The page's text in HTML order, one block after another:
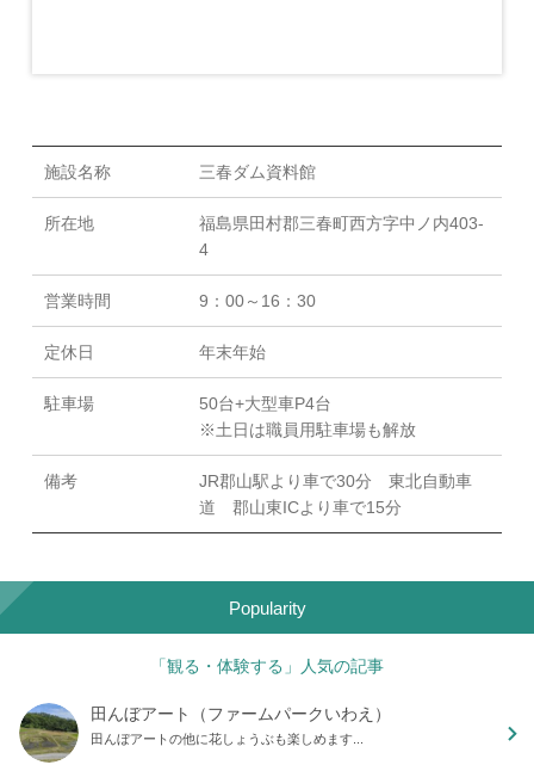
施設名称 三春ダム資料館
所在地
福島県田村郡三春町西方字中ノ内403-
4
営業時間 9：00～16：30
定休日 年末年始
駐車場
50台+大型車P4台
※土日は職員用駐車場も解放
備考
JR郡山駅より車で30分 東北自動車
道 郡山東ICより車で15分
Popularity
「観る・体験する」人気の記事
田んぼアート（ファームパークいわえ）
田んぼアートの他に花しょうぶも楽しめます...